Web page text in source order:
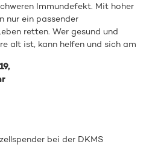
Immundefekt. Mit hoher
nur ein passender
retten. Wer gesund und
alt ist, kann helfen und sich am
bei der DKMS